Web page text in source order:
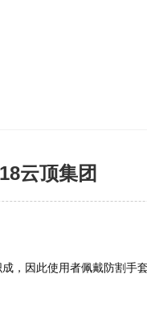
云顶集团